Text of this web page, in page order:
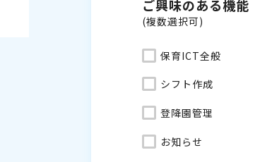
ご興味のある機能
(複数選択可)
保育ICT全般
シフト作成
登降園管理
お知らせ